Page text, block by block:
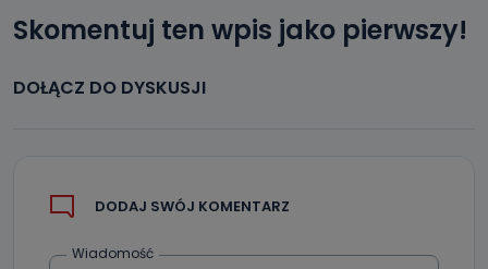
Skomentuj ten wpis jako pierwszy!
DOŁĄCZ DO DYSKUSJI
DODAJ SWÓJ KOMENTARZ
Wiadomość